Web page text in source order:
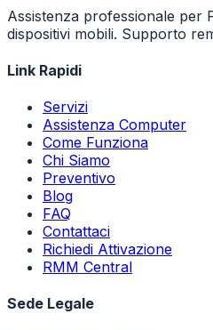
Assistenza professionale per
dispositivi mobili. Supporto
Link Rapidi
Servizi
Assistenza Computer
Come Funziona
Chi Siamo
Preventivo
Blog
FAQ
Contattaci
Richiedi Attivazione
RMM Central
Sede Legale